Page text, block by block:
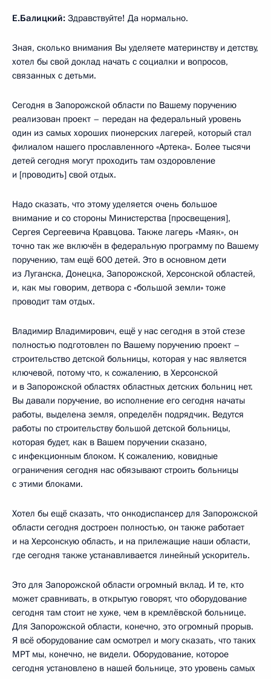
Е.Балицкий: Здравствуйте! Да нормально.
Зная, сколько внимания Вы уделяете материнству и детству,
хотел бы свой доклад начать с социалки и вопросов,
связанных с детьми.
Сегодня в Запорожской области по Вашему поручению
реализован проект – передан на федеральный уровень
один из самых хороших пионерских лагерей, который стал
филиалом нашего прославленного «Артека». Более тысячи
детей сегодня могут проходить там оздоровление
и [проводить] свой отдых.
Надо сказать, что этому уделяется очень большое
внимание и со стороны Министерства [просвещения],
Сергея Сергеевича Кравцова. Также лагерь «Маяк», он
точно так же включён в федеральную программу по Вашему
поручению, там ещё 600 детей. Это в основном дети
из Луганска, Донецка, Запорожской, Херсонской областей,
и, как мы говорим, детвора с «большой земли» тоже
проводит там отдых.
Владимир Владимирович, ещё у нас сегодня в этой стезе
полностью подготовлен по Вашему поручению проект –
строительство детской больницы, которая у нас является
ключевой, потому что, к сожалению, в Херсонской
и в Запорожской областях областных детских больниц нет.
Вы давали поручение, во исполнение его сегодня начаты
работы, выделена земля, определён подрядчик. Ведутся
работы по строительству большой детской больницы,
которая будет, как в Вашем поручении сказано,
с инфекционным блоком. К сожалению, ковидные
ограничения сегодня нас обязывают строить больницы
с этими блоками.
Хотел бы ещё сказать, что онкодиспансер для Запорожской
области сегодня достроен полностью, он также работает
и на Херсонскую область, и на прилежащие наши области,
где сегодня также устанавливается линейный ускоритель.
Это для Запорожской области огромный вклад. И те, кто
может сравнивать, в открытую говорят, что оборудование
сегодня там стоит не хуже, чем в кремлёвской больнице.
Для Запорожской области, конечно, это огромный прорыв.
Я всё оборудование сам осмотрел и могу сказать, что таких
МРТ мы, конечно, не видели. Оборудование, которое
сегодня установлено в нашей больнице, это уровень самых